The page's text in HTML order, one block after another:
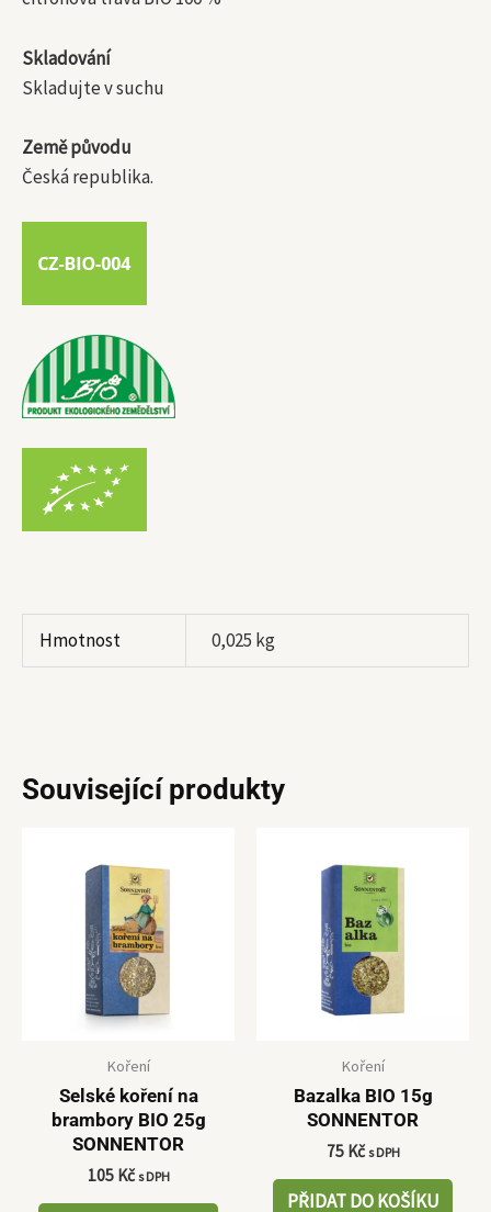
Skladování
Skladujte v suchu
Země původu
Česká republika.
Hmotnost 0,025 kg
Související produkty
Koření
Selské koření na
brambory BIO 25g
SONNENTOR
105 Kč s DPH
Koření
Bazalka BIO 15g
SONNENTOR
75 Kč s DPH
PŘIDAT DO KOŠÍKU